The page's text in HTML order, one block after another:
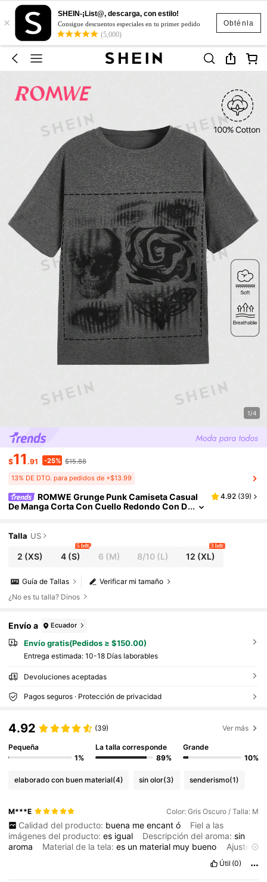
Obténla
×
SHEIN-¡List@, descarga, con estilo!
Consigue descuentos especiales en tu primer pedido
(5,000)
1/4
$11 .91 -25% $15.88
13% DE DTO. para pedidos de +$13.99
ROMWE Grunge Punk Camiseta Casual
De Manga Corta Con Cuello Redondo Con D
4.92 (39)
Talla US
2 (XS) 4(S)
5 left
6 (M) 8/10 (L) 12 (XL)
3 left
Verificar mi tamaño
Guía de Tallas
¿No es tu talla? Dinos
Envío a Ecuador
Envío gratis(Pedidos ≥ $150.00)
Entrega estimada: 10-18 Días laborables
Devoluciones aceptadas
Pagos seguros · Protección de privacidad
4.92 (39) Ver más
Pequeña
1%
La talla corresponde
89%
Grande
10%
elaborado con buen material(4) sin olor(3) senderismo(1)
M***E Color: Gris Oscuro / Talla: M
Calidad del producto: buena me encant ó
Fiel a las
imágenes del producto:es igual Descripción del aroma:sin
aroma
Material de la tela:es un material muy bueno
Ajuste:
Útil (0)